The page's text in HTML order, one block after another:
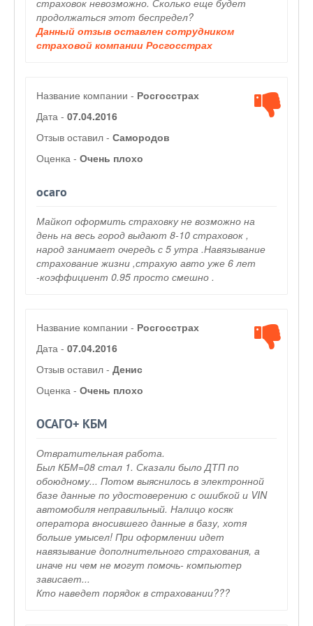
страховок невозможно. Сколько еще будет
продолжаться этот беспредел?
Данный отзыв оставлен сотрудником
страховой компании Росгосстрах
Название компании - Росгосстрах
Дата - 07.04.2016
Отзыв оставил - Самородов
Оценка - Очень плохо
осаго
Майкоп оформить страховку не возможно на
день на весь город выдают 8-10 страховок ,
народ занимает очередь с 5 утра .Навязывание
страхование жизни ,страхую авто уже 6 лет
-коэффициент 0.95 просто смешно .
Название компании - Росгосстрах
Дата - 07.04.2016
Отзыв оставил - Денис
Оценка - Очень плохо
ОСАГО+ КБМ
Отвратительная работа.
Был КБМ=08 стал 1. Сказали было ДТП по
обоюдному... Потом выяснилось в электронной
базе данные по удостоверению с ошибкой и VIN
автомобиля неправильный. Налицо косяк
оператора вносившего данные в базу, хотя
больше умысел! При оформлении идет
навязывание дополнительного страхования, а
иначе ни чем не могут помочь- компьютер
зависает...
Кто наведет порядок в страховании???